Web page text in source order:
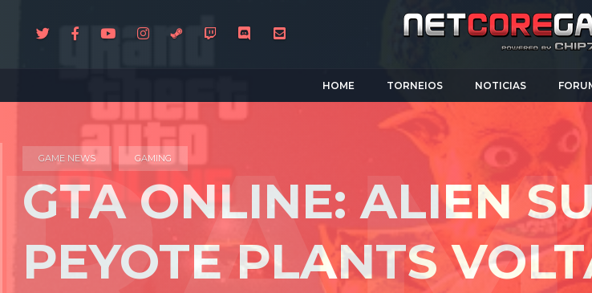
HOME TORNEIOS NOTICIAS
GAME NEWS GAMING
GTA ONLINE: ALIEN
PEYOTE PLANTS